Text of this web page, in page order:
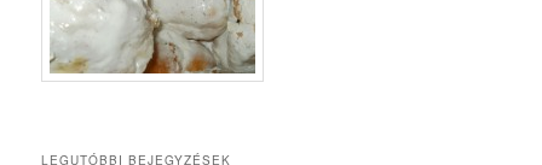
LEGUTÓBBI BEJEGYZÉSEK